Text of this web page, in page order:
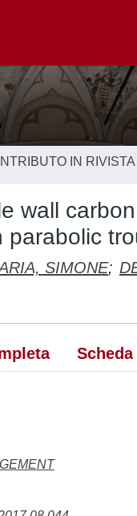
IN RIVISTA
wall
SIMONE;